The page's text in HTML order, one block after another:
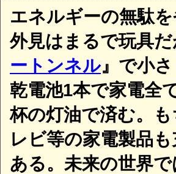
エネルギーの無駄
外見はまるで玩具
ートンネル』で小
乾電池1本で家電全
杯の灯油で済む。
レビ等の家電製品
ある。未来の世界